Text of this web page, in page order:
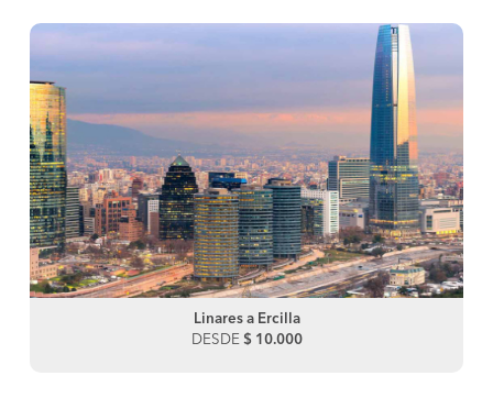
Linares a Ercilla
DESDE $ 10.000